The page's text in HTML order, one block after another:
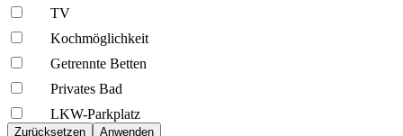
TV
Kochmöglich­keit
Getrennte Betten
Privates Bad
LKW-Parkplatz